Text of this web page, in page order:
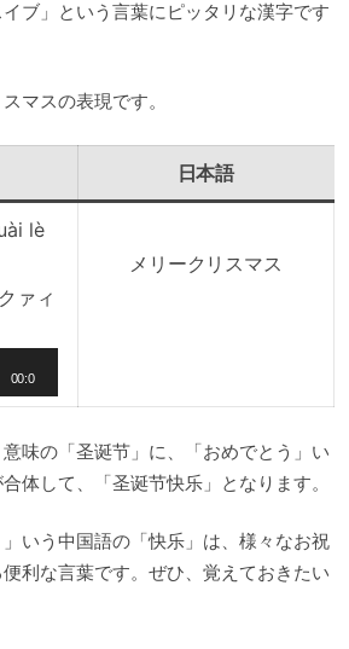
ブ」という言葉にピッタリな漢字です
マスの表現です。
日本語
lè
ァィ
00:0
0
メリークリスマス
意味の「圣诞节」に、「おめでとう」い
体して、「圣诞节快乐」となります。
いう中国語の「快乐」は、様々なお祝
利な言葉です。ぜひ、覚えておきたい